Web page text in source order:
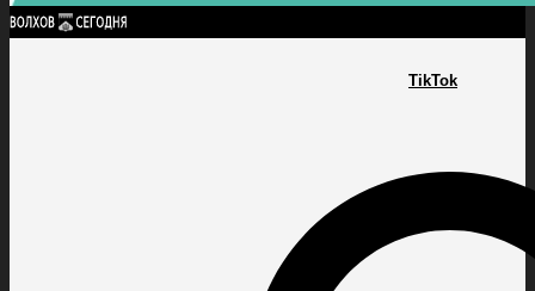
TikTok
КУЛЬТУРА
ПОСЕЛЕНИЯ